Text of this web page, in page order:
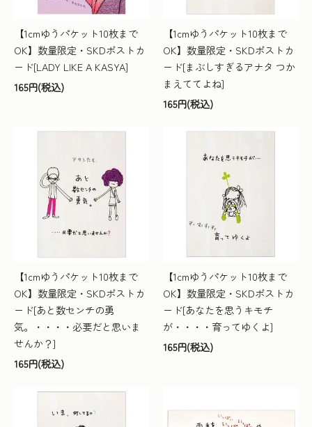
【1cmゆうパケット10枚まで
OK】数量限定・SKDポストカ
ード[LADY LIKE A KASYA]
165円(税込)
【1cmゆうパケット10枚まで
OK】数量限定・SKDポストカ
ード[まぶしすぎるアナタ つか
まえててよね]
165円(税込)
【1cmゆうパケット10枚まで
OK】数量限定・SKDポストカ
ード[あと数センチの勇
気。・・・・必要だと思いま
せんか？]
165円(税込)
【1cmゆうパケット10枚まで
OK】数量限定・SKDポストカ
ード[あなたを思うキモチ
が・・・・育ってゆくよ]
165円(税込)